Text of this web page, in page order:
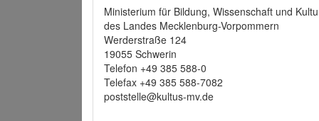
Ministerium für Bildung, Wissenschaft und
des Landes Mecklenburg-Vorpommern
Werderstraße 124
19055 Schwerin
Telefon +49 385 588-0
Telefax +49 385 588-7082
poststelle@kultus-mv.de